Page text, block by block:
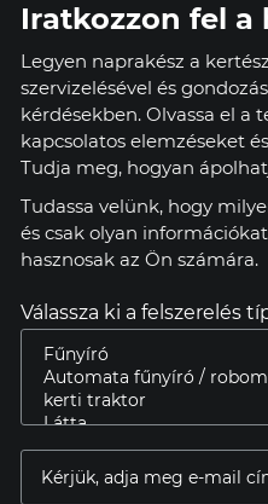
Iratkozzon fel a
Legyen naprakész a
szervizelésével és
kérdésekben. Olvassa el a
kapcsolatos elemzéseket
Tudja meg, hogyan
Tudassa velünk, hogy
és csak olyan
hasznosak az Ön számára.
Válassza ki a felszerelés